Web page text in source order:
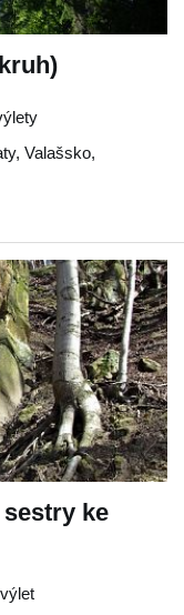
, Valašsko,
ke